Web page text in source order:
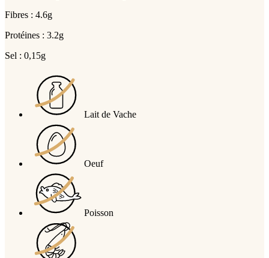
Fibres : 4.6g
Protéines : 3.2g
Sel : 0,15g
Lait de Vache
Oeuf
Poisson